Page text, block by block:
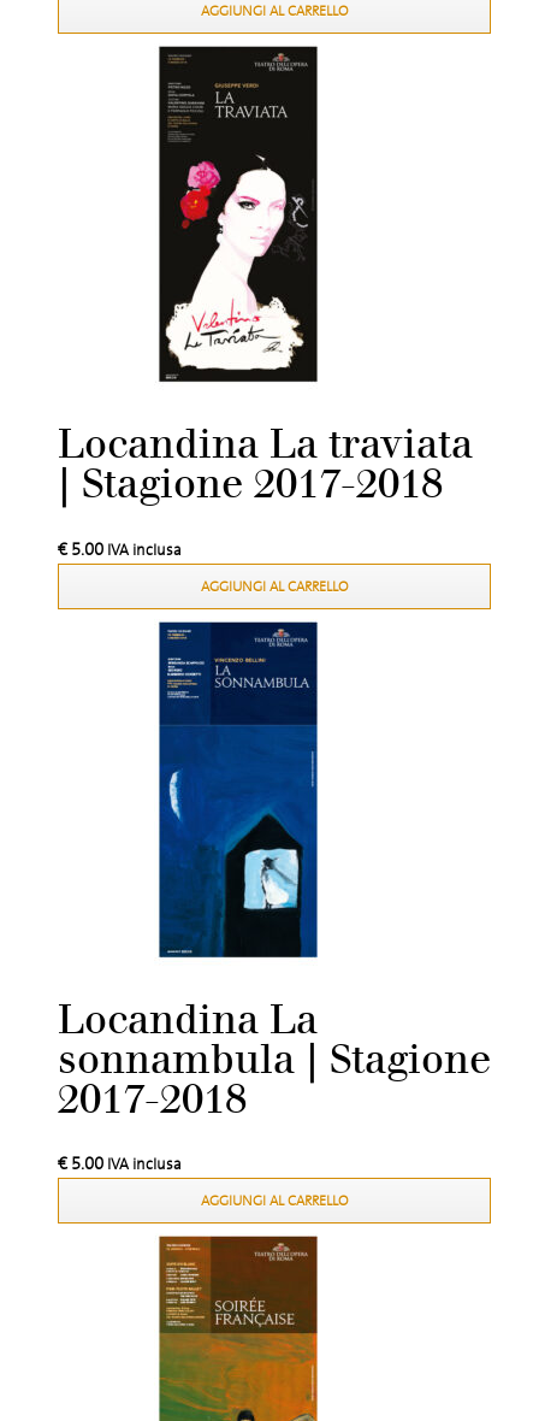
AGGIUNGI AL CARRELLO
Locandina La traviata
| Stagione 2017-2018
€5.00 IVA inclusa
AGGIUNGI AL CARRELLO
Locandina La
sonnambula | Stagione
2017-2018
€5.00 IVA inclusa
AGGIUNGI AL CARRELLO